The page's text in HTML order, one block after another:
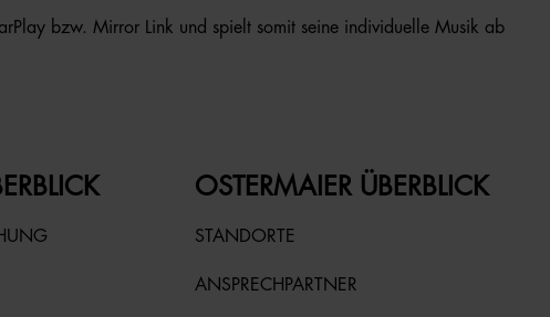
bzw. Mirror Link und spielt somit seine individuelle Musik ab
OSTERMAIER ÜBERBLICK
STANDORTE
ANSPRECHPARTNER